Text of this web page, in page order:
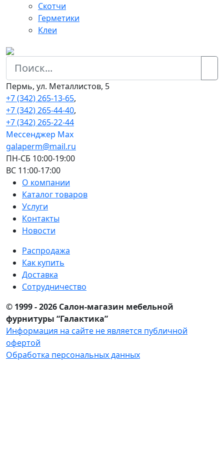
Скотчи
Герметики
Клеи
Пермь, ул. Металлистов, 5
+7 (342) 265-13-65,
+7 (342) 265-44-40,
+7 (342) 265-22-44
Мессенджер Мах
galaperm@mail.ru
ПН-СБ 10:00-19:00
ВС 11:00-17:00
О компании
Каталог товаров
Услуги
Контакты
Новости
Распродажа
Как купить
Доставка
Сотрудничество
© 1999 - 2026 Салон-магазин мебельной
фурнитуры “Галактика”
Информация на сайте не является публичной
офертой
Обработка персональных данных